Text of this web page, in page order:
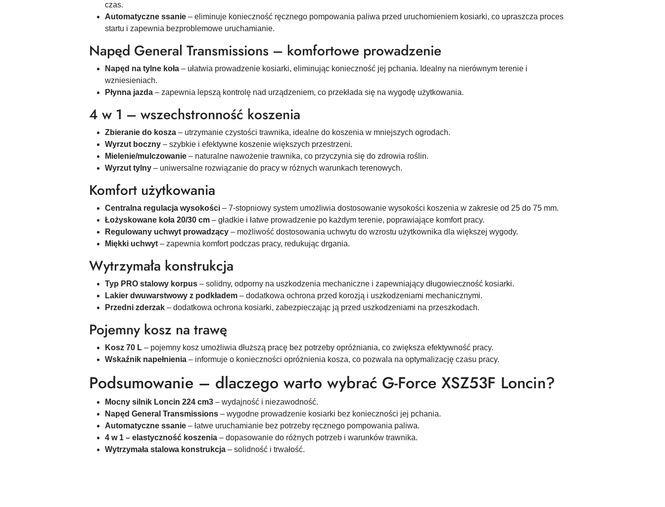
czas.
Automatyczne ssanie – eliminuje konieczność ręcznego pompowania paliwa przed uruchomieniem kosiarki, co upraszcza proces
startu i zapewnia bezproblemowe uruchamianie.
Napęd General Transmissions – komfortowe prowadzenie
Napęd na tylne koła – ułatwia prowadzenie kosiarki, eliminując konieczność jej pchania. Idealny na nierównym terenie i
wzniesieniach.
Płynna jazda – zapewnia lepszą kontrolę nad urządzeniem, co przekłada się na wygodę użytkowania.
4 w 1 – wszechstronność koszenia
Zbieranie do kosza – utrzymanie czystości trawnika, idealne do koszenia w mniejszych ogrodach.
Wyrzut boczny – szybkie i efektywne koszenie większych przestrzeni.
Mielenie/mulczowanie – naturalne nawożenie trawnika, co przyczynia się do zdrowia roślin.
Wyrzut tylny – uniwersalne rozwiązanie do pracy w różnych warunkach terenowych.
Komfort użytkowania
Centralna regulacja wysokości – 7-stopniowy system umożliwia dostosowanie wysokości koszenia w zakresie od 25 do 75 mm.
Łożyskowane koła 20/30 cm – gładkie i łatwe prowadzenie po każdym terenie, poprawiające komfort pracy.
Regulowany uchwyt prowadzący – możliwość dostosowania uchwytu do wzrostu użytkownika dla większej wygody.
Miękki uchwyt – zapewnia komfort podczas pracy, redukując drgania.
Wytrzymała konstrukcja
Typ PRO stalowy korpus – solidny, odporny na uszkodzenia mechaniczne i zapewniający długowieczność kosiarki.
Lakier dwuwarstwowy z podkładem – dodatkowa ochrona przed korozją i uszkodzeniami mechanicznymi.
Przedni zderzak – dodatkowa ochrona kosiarki, zabezpieczając ją przed uszkodzeniami na przeszkodach.
Pojemny kosz na trawę
Kosz 70 L – pojemny kosz umożliwia dłuższą pracę bez potrzeby opróżniania, co zwiększa efektywność pracy.
Wskaźnik napełnienia – informuje o konieczności opróżnienia kosza, co pozwala na optymalizację czasu pracy.
Podsumowanie – dlaczego warto wybrać G-Force XSZ53F Loncin?
Mocny silnik Loncin 224 cm3 – wydajność i niezawodność.
Napęd General Transmissions – wygodne prowadzenie kosiarki bez konieczności jej pchania.
Automatyczne ssanie – łatwe uruchamianie bez potrzeby ręcznego pompowania paliwa.
4 w 1 – elastyczność koszenia – dopasowanie do różnych potrzeb i warunków trawnika.
Wytrzymała stalowa konstrukcja – solidność i trwałość.